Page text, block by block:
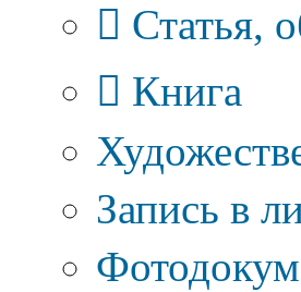
Статья,
Книга
Запись в